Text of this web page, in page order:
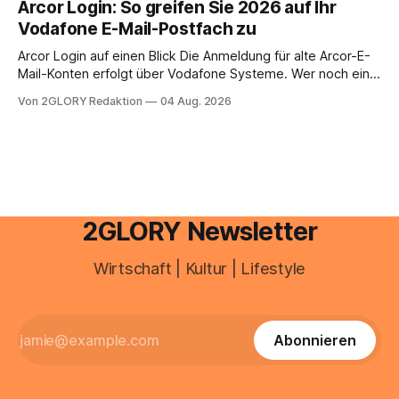
Ihr personal digital zu organisieren. In diesem Leitfaden
erfahren Sie alles, was Sie für einen reibungslosen Einstieg
brauchen, von der Registrierung
Arcor Login: So greifen Sie 2026 auf Ihr
Vodafone E-Mail-Postfach zu
Arcor Login auf einen Blick Die Anmeldung für alte Arcor-E-
Mail-Konten erfolgt über Vodafone Systeme. Wer noch eine
besitzt, loggt sich heute über das Vodafone E-Mail & Cloud
Von 2GLORY Redaktion 04 Aug. 2026
2GLORY Newsletter
Wirtschaft | Kultur | Lifestyle
Abonnieren